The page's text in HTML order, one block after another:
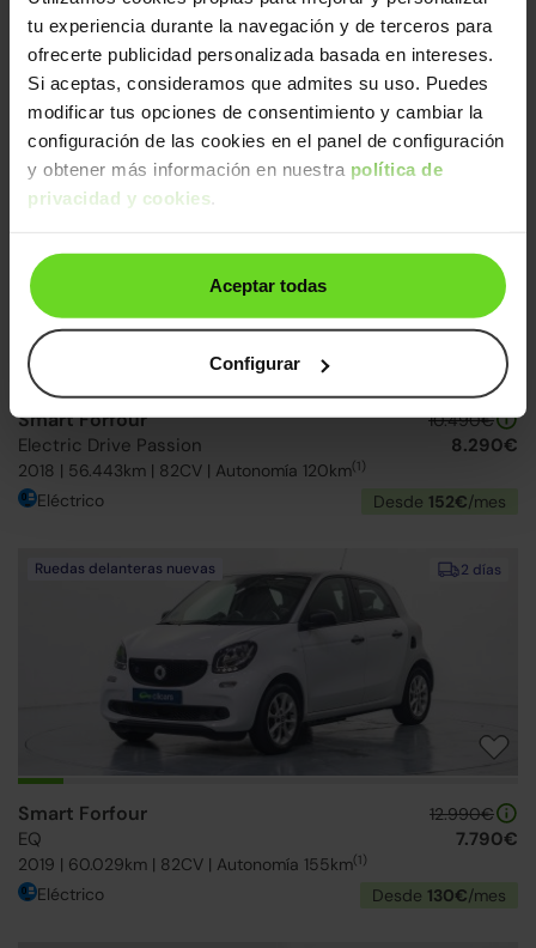
tu experiencia durante la navegación y de terceros para
ofrecerte publicidad personalizada basada en intereses.
Si aceptas, consideramos que admites su uso. Puedes
modificar tus opciones de consentimiento y cambiar la
configuración de las cookies en el panel de configuración
y obtener más información en nuestra política de
privacidad y cookies.
Aceptar todas
Configurar
Smart Forfour
52 Prime Aut.
2017 | 21.537km | 71CV | Automático
14.990€
11.790€
Gasolina Desde245€ /mes
↓ 300€
Smart Forfour
Electric Drive Passion
2018 | 56.443km | 82CV | Autonomía 120km(1)
10.490€
8.290€
Eléctrico Desde 152€/mes
2 días
Ruedas delanteras nuevas
Smart Forfour
EQ
2019 | 60.029km | 82CV | Autonomía 155km(1)
12.990€
7.790€
Eléctrico Desde 130€/mes